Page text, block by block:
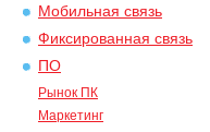
Мобильная связь
Фиксированная связь
ПО
Рынок ПК
Маркетинг